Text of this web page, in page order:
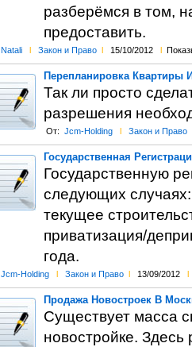
разберёмся в том,
предоставить.
Natali l Закон и Право l 15/10/2012 l
Перепланировка Квартиры
Так ли просто
разрешения
От: Jcm-Holding l Закон и Право
Государственная
Государственную
следующих
текущее
приватизация/
года.
Jcm-Holding l Закон и Право l 13/09/2012 l
Продажа Новостроек В
Существует масса
новостройке.